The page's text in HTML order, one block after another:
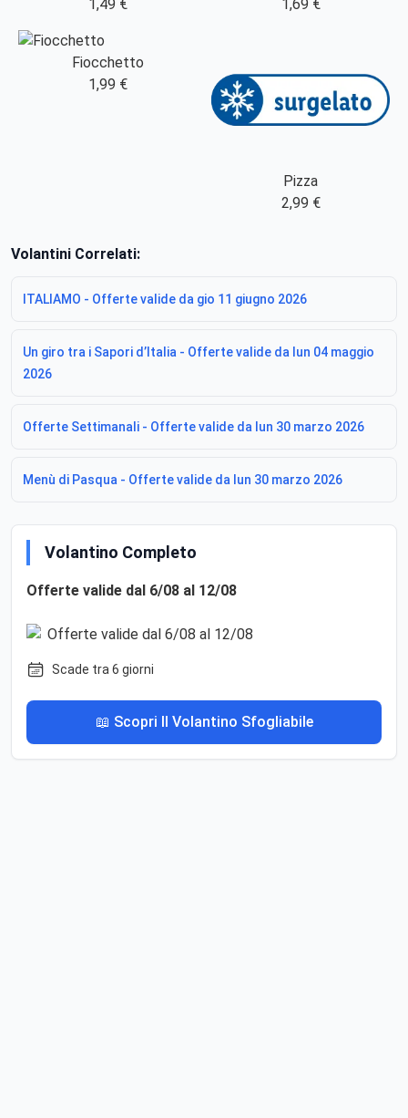
1,49 € 1,69 €
Fiocchetto
1,99 €
Pizza
2,99 €
Volantini Correlati:
ITALIAMO - Offerte valide da gio 11 giugno 2026
Un giro tra i Sapori d’Italia - Offerte valide da lun 04 maggio
2026
Offerte Settimanali - Offerte valide da lun 30 marzo 2026
Menù di Pasqua - Offerte valide da lun 30 marzo 2026
Volantino Completo
Offerte valide dal 6/08 al 12/08
Scade tra 6 giorni
📖 Scopri Il Volantino Sfogliabile